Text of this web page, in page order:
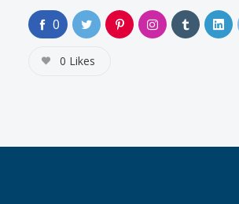
0
0 Likes